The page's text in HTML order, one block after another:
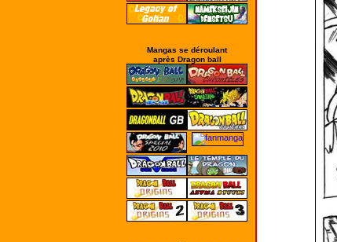
Mangas se déroulant
après Dragon ball